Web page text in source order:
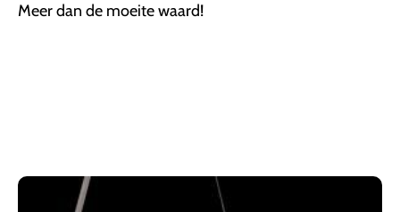
Meer dan de moeite waard!